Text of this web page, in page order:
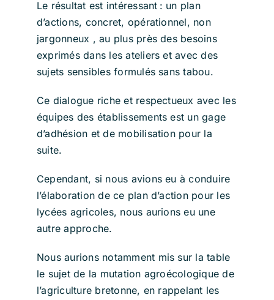
Le résultat est intéressant : un plan
d’actions, concret, opérationnel, non
jargonneux , au plus près des besoins
exprimés dans les ateliers et avec des
sujets sensibles formulés sans tabou.
Ce dialogue riche et respectueux avec les
équipes des établissements est un gage
d’adhésion et de mobilisation pour la
suite.
Cependant, si nous avions eu à conduire
l’élaboration de ce plan d’action pour les
lycées agricoles, nous aurions eu une
autre approche.
Nous aurions notamment mis sur la table
le sujet de la mutation agroécologique de
l’agriculture bretonne, en rappelant les